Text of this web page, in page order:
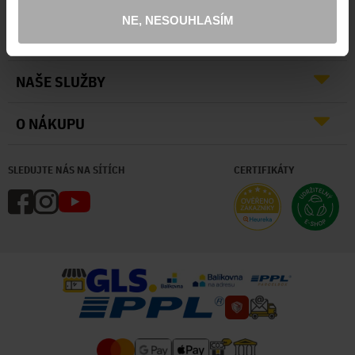
NE, NESOUHLASÍM
SLEDUJTE NÁS NA SÍTÍCH CERTIFIKÁTY
O NÁS
NAŠE SLUŽBY
O NÁKUPU